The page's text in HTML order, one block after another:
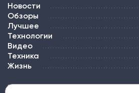
Новости
Обзоры
Лучшее
Технологии
Видео
Техника
Жизнь
ПОДПИСКА РЕКЛАМА КОНТАКТЫ